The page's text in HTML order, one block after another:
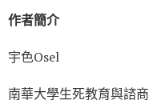
作者簡介
宇色Osel
南華大學生死教育與諮